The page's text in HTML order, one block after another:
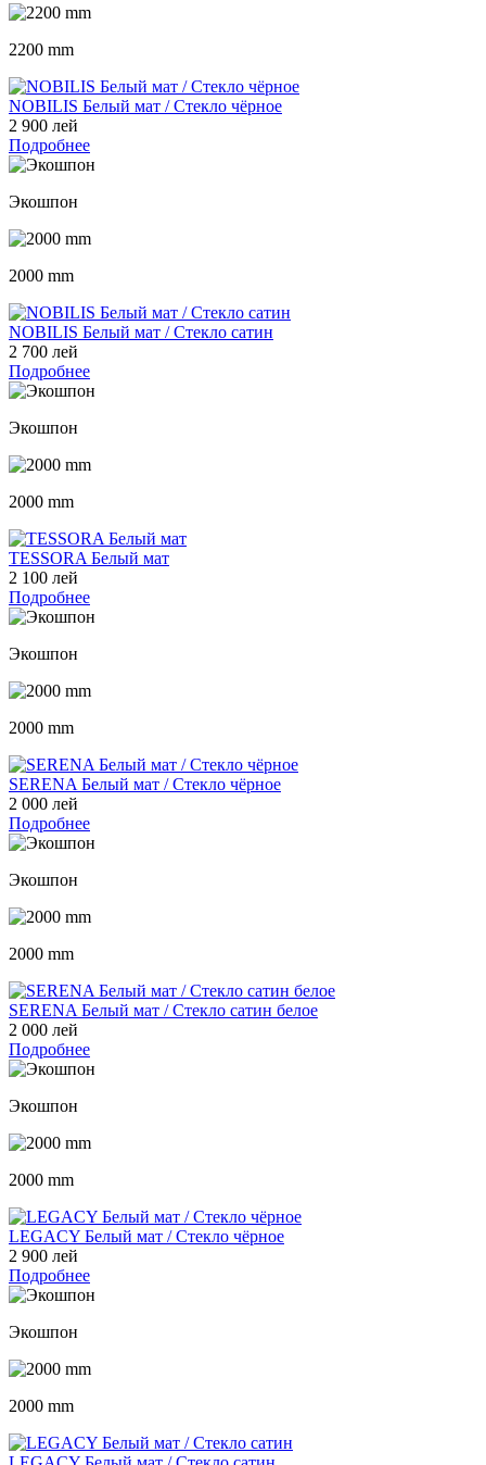
2200 mm
NOBILIS Белый мат / Стекло чёрное
2 900 лей
Подробнее
Экошпон
2000 mm
NOBILIS Белый мат / Стекло сатин
2 700 лей
Подробнее
Экошпон
2000 mm
TESSORA Белый мат
2 100 лей
Подробнее
Экошпон
2000 mm
SERENA Белый мат / Стекло чёрное
2 000 лей
Подробнее
Экошпон
2000 mm
SERENA Белый мат / Стекло сатин белое
2 000 лей
Подробнее
Экошпон
2000 mm
LEGACY Белый мат / Стекло чёрное
2 900 лей
Подробнее
Экошпон
2000 mm